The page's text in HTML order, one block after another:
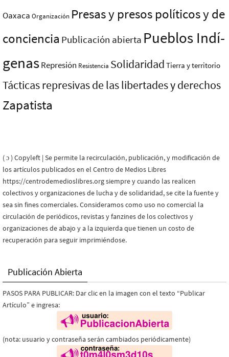
Oaxaca Organización Presas y presos polí­ticos y de
conciencia Publicación abierta Pueblos Indí­
genasRepresión Resistencia Solidaridad Tierra y territorio
Tácticas represivas de las libertades y derechos
Zapatista
( ɔ ) Copyleft | Se permite la recirculación, publicación, y modificación de
los artículos publicados en el Centro de Medios Libres
https://centrodemedioslibres.org siempre y cuando las realicen
colectivos y organizaciones de lucha y de solidaridad, se cite la fuente y
sea sin fines comerciales. Consideramos como uso no comercial la
circulación de periódicos, revistas y fanzines de los colectivos y
organizaciones de abajo y a la izquierda que tienen un costo de
recuperación para seguir imprimiéndose.
Publicación Abierta
PASOS PARA PUBLICAR: Dar clic en la imagen con el texto “Publicar
Artículo” e ingresa:
(nota: usuario y contraseña serán cambiados periódicamente)